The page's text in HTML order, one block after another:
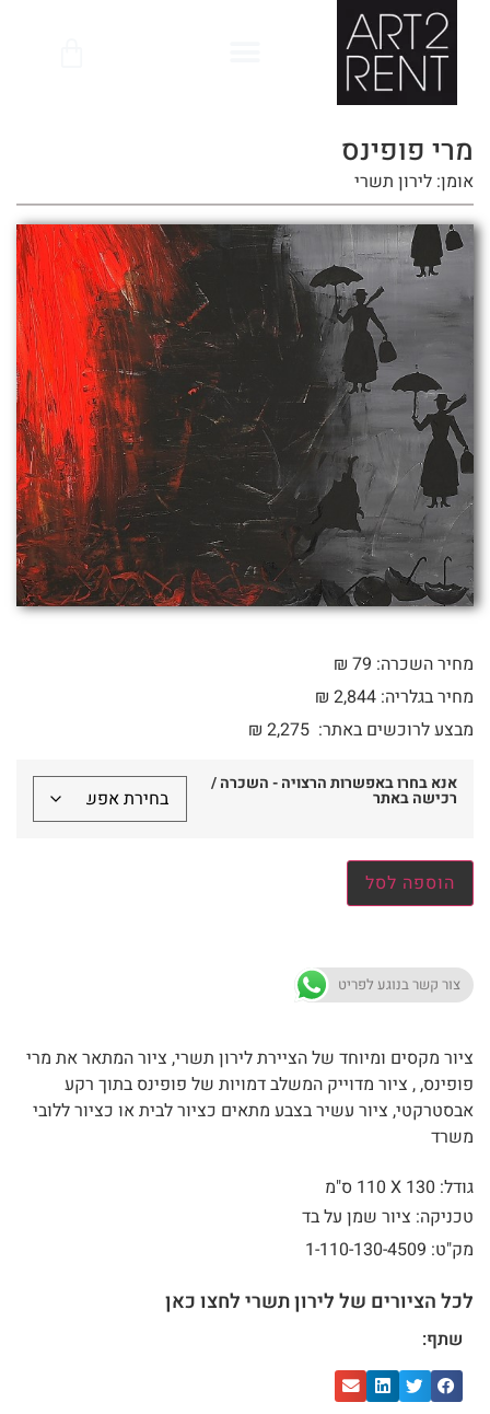
מרי פופינס
אומן: לירון תשרי
מחיר השכרה: 79 ₪
מחיר בגלריה: 2,844 ₪
מבצע לרוכשים באתר:
₪ 2,275
אנא בחרו באפשרות הרצויה - השכרה /
רכישה באתר
הוספה לסל
צור קשר בנוגע לפריט
ציור מקסים ומיוחד של הציירת לירון תשרי, ציור המתאר את מרי
פופינס, , ציור מדוייק המשלב דמויות של פופינס בתוך רקע
אבסטרקטי, ציור עשיר בצבע מתאים כציור לבית או כציור ללובי
משרד
גודל: 130 X
110 ס"מ
טכניקה: ציור שמן על בד
מק"ט: 1-110-130-4509
לכל הציורים של לירון תשרי לחצו כאן
שתף: